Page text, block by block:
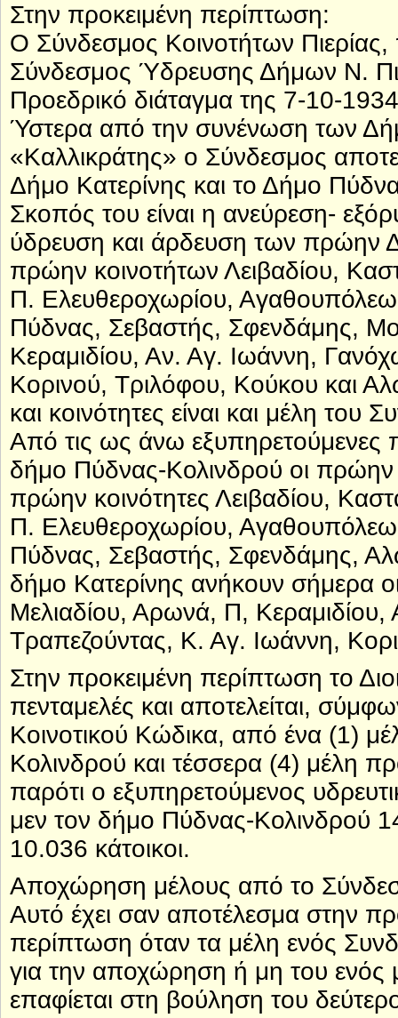
Στην προκειμένη περίπτωση:
Ο Σύνδεσμος Κοινοτήτων Πιερίας,
Σύνδεσμος Ύδρευσης Δήμων Ν.
Προεδρικό διάταγμα της 7-10-
Ύστερα από την συνένωση των
«Καλλικράτης» ο Σύνδεσμος
Δήμο Κατερίνης και το Δήμο
Σκοπός του είναι η ανεύρεση-
ύδρευση και άρδευση των πρώην
πρώην κοινοτήτων Λειβαδίου,
Π. Ελευθεροχωρίου,
Πύδνας, Σεβαστής, Σφενδάμης,
Κεραμιδίου, Αν. Αγ. Ιωάννη,
Κορινού, Τριλόφου, Κούκου και
και κοινότητες είναι και μέλη του
Από τις ως άνω εξυπηρετούμενες
δήμο Πύδνας-Κολινδρού οι πρώην
πρώην κοινότητες Λειβαδίου,
Π. Ελευθεροχωρίου,
Πύδνας, Σεβαστής, Σφενδάμης,
δήμο Κατερίνης ανήκουν σήμερα
Μελιαδίου, Αρωνά, Π,
Τραπεζούντας, Κ. Αγ. Ιωάννη,
Στην προκειμένη περίπτωση το
πενταμελές και αποτελείται,
Κοινοτικού Κώδικα, από ένα (1)
Κολινδρού και τέσσερα (4) μέλη
παρότι ο εξυπηρετούμενος
μεν τον δήμο Πύδνας-Κολινδρού
10.036 κάτοικοι.
Αποχώρηση μέλους από το
Αυτό έχει σαν αποτέλεσμα στην
περίπτωση όταν τα μέλη ενός
για την αποχώρηση ή μη του
επαφίεται στη βούληση του